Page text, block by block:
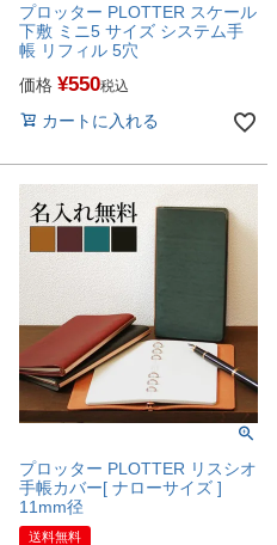
プロッター PLOTTER スケール
下敷 ミニ5 サイズ システム手
帳 リフィル 5穴
価格 ¥550税込
カートに入れる
プロッター PLOTTER リスシオ
手帳カバー[ ナローサイズ ]
11mm径
送料無料